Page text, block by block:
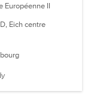
Européenne II
Eich centre